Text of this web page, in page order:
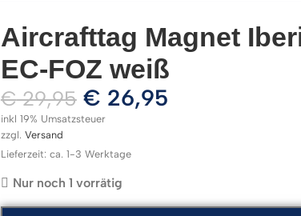
Aircrafttag Magnet
EC-FOZ weiß
€29,95 € 26,95
inkl 19% Umsatzsteuer
zzgl. Versand
Lieferzeit: ca. 1-3 Werktage
Nur noch 1 vorrätig